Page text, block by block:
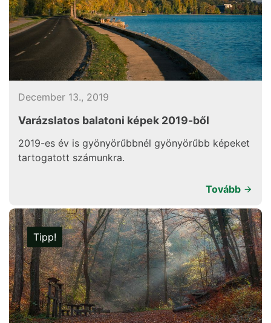
December 13., 2019
Varázslatos balatoni képek 2019-ből
2019-es év is gyönyörűbbnél gyönyörűbb képeket
tartogatott számunkra.
Tovább
Tipp!